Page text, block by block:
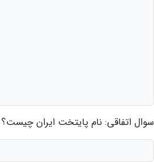
سوال اتفاقی: نام پایتخت ایران چیست؟